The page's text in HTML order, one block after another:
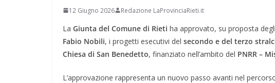
12 Giugno 2026 Redazione LaProvinciaRieti.it
La Giunta del Comune di Rieti ha approvato, su proposta
Fabio Nobili, i progetti esecutivi del secondo e del terzo
Chiesa di San Benedetto, finanziato nell’ambito del PNRR –
L’approvazione rappresenta un nuovo passo avanti nel